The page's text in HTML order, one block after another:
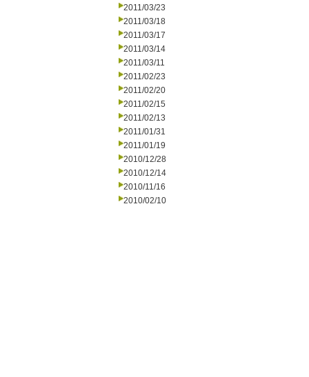
2011/03/23
2011/03/18
2011/03/17
2011/03/14
2011/03/11
2011/02/23
2011/02/20
2011/02/15
2011/02/13
2011/01/31
2011/01/19
2010/12/28
2010/12/14
2010/11/16
2010/02/10